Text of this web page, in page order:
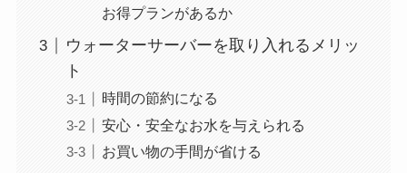
お得プランがあるか
ウォーターサーバーを取り入れるメリッ
ト
時間の節約になる
安心・安全なお水を与えられる
お買い物の手間が省ける